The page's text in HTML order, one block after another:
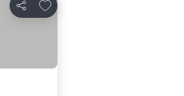
Del
Legg til i favoritter